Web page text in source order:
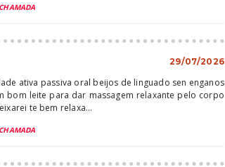
29/07/2026
ativa passiva oral beijos de linguado sen enganos
bom leite para dar massagem relaxante pelo corpo
te bem relaxa...